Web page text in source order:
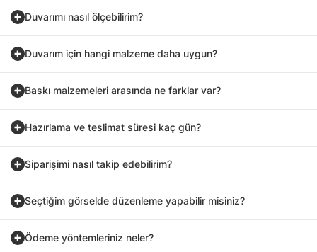
Duvarımı nasıl ölçebilirim?
Duvarım için hangi malzeme daha uygun?
Baskı malzemeleri arasında ne farklar var?
Hazırlama ve teslimat süresi kaç gün?
Siparişimi nasıl takip edebilirim?
Seçtiğim görselde düzenleme yapabilir misiniz?
Ödeme yöntemleriniz neler?